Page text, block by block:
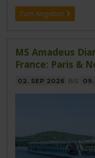
Zum Angebot
MS Amadeus
France: Paris &
02. SEP 2026 BIS 09.